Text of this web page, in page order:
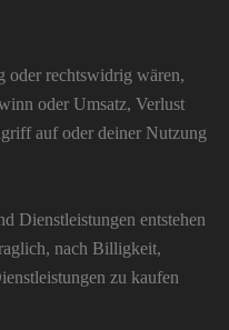
oder rechtswidrig wären,
oder Umsatz, Verlust
auf oder deiner Nutzung
Dienstleistungen entstehen
nach Billigkeit,
zu kaufen